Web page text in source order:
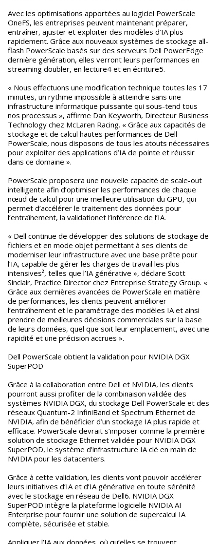
Avec les optimisations apportées au logiciel PowerScale
OneFS, les entreprises peuvent maintenant préparer,
entraîner, ajuster et exploiter des modèles d’IA plus
rapidement. Grâce aux nouveaux systèmes de stockage all-
flash PowerScale basés sur des serveurs Dell PowerEdge
dernière génération, elles verront leurs performances en
streaming doubler, en lecture4 et en écriture5.
« Nous effectuons une modification technique toutes les 17
minutes, un rythme impossible à atteindre sans une
infrastructure informatique puissante qui sous-tend tous
nos processus », affirme Dan Keyworth, Directeur Business
Technology chez McLaren Racing. « Grâce aux capacités de
stockage et de calcul hautes performances de Dell
PowerScale, nous disposons de tous les atouts nécessaires
pour exploiter des applications d’IA de pointe et réussir
dans ce domaine ».
PowerScale proposera une nouvelle capacité de scale-out
intelligente afin d’optimiser les performances de chaque
nœud de calcul pour une meilleure utilisation du GPU, qui
permet d’accélérer le traitement des données pour
l’entraînement, la validationet l’inférence de l’IA.
« Dell continue de développer des solutions de stockage de
fichiers et en mode objet permettant à ses clients de
moderniser leur infrastructure avec une base prête pour
l’IA, capable de gérer les charges de travail les plus
intensives², telles que l’IA générative », déclare Scott
Sinclair, Practice Director chez Entreprise Strategy Group. «
Grâce aux dernières avancées de PowerScale en matière
de performances, les clients peuvent améliorer
l’entraînement et le paramétrage des modèles IA et ainsi
prendre de meilleures décisions commerciales sur la base
de leurs données, quel que soit leur emplacement, avec une
rapidité et une précision accrues ».
Dell PowerScale obtient la validation pour NVIDIA DGX
SuperPOD
Grâce à la collaboration entre Dell et NVIDIA, les clients
pourront aussi profiter de la combinaison validée des
systèmes NVIDIA DGX, du stockage Dell PowerScale et des
réseaux Quantum-2 InfiniBand et Spectrum Ethernet de
NVIDIA, afin de bénéficier d’un stockage IA plus rapide et
efficace. PowerScale devrait s’imposer comme la première
solution de stockage Ethernet validée pour NVIDIA DGX
SuperPOD, le système d’infrastructure IA clé en main de
NVIDIA pour les datacenters.
Grâce à cette validation, les clients vont pouvoir accélérer
leurs initiatives d’IA et d’IA générative en toute sérénité
avec le stockage en réseau de Dell6. NVIDIA DGX
SuperPOD intègre la plateforme logicielle NVIDIA AI
Enterprise pour fournir une solution de supercalcul IA
complète, sécurisée et stable.
Appliquer l’IA aux données, où qu’elles se trouvent